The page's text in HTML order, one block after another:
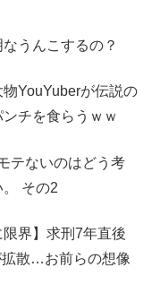
うんこするの？
YouYuberが伝説の
チを食らうｗｗ
テないのはどう考
その2
限界】求刑7年直後
拡散…お前らの想像